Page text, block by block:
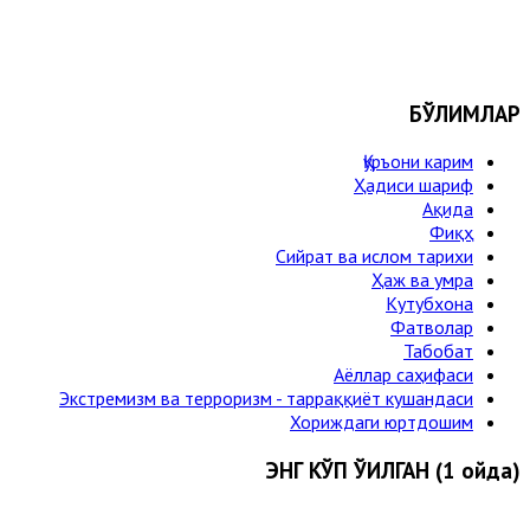
БЎЛИМЛАР
Қуръони карим
Ҳадиси шариф
Ақида
Фиқҳ
Сийрат ва ислом тарихи
Ҳаж ва умра
Кутубхона
Фатволар
Табобат
Аёллар саҳифаси
Экстремизм ва терроризм - тарраққиёт кушандаси
Хориждаги юртдошим
ЭНГ КЎП ЎҚИЛГАН (1 ойда)